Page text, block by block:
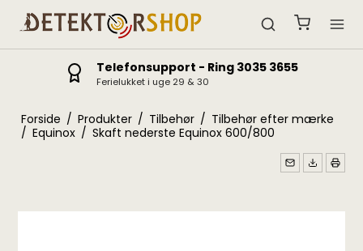
Telefonsupport - Ring 3035 3655
Ferielukket i uge 29 & 30
Forside / Produkter / Tilbehør / Tilbehør efter mærke
/ Equinox / Skaft nederste Equinox 600/800